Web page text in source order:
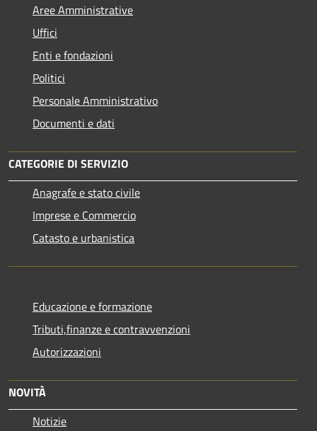
Aree Amministrative
Uffici
Enti e fondazioni
Politici
Personale Amministrativo
Documenti e dati
CATEGORIE DI SERVIZIO
Anagrafe e stato civile
Imprese e Commercio
Catasto e urbanistica
Educazione e formazione
Tributi,finanze e contravvenzioni
Autorizzazioni
NOVITÀ
Notizie